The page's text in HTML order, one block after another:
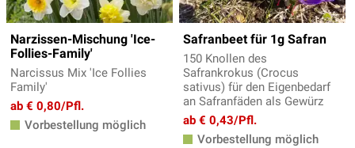
Narzissen-Mischung 'Ice-
Follies-Family'
Narcissus Mix 'Ice Follies
Family'
ab € 0,80/Pfl.
Vorbestellung möglich
Safranbeet für 1g Safran
150 Knollen des
Safrankrokus (Crocus
sativus) für den Eigenbedarf
an Safranfäden als Gewürz
ab € 0,43/Pfl.
Vorbestellung möglich